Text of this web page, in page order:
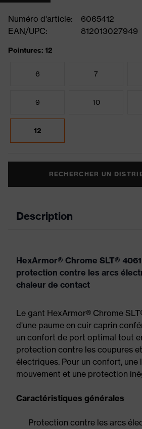
Numéro d'article:
6065412
EAN/UPC:
812013027949
Pointures: 12
6 7
9 10
12
RECHERCHER UN
Description
HexArmor® Chrome SLT®
protection contre les arcs
chaleur de contact
Le gant HexArmor® Chrome
d'une paume en cuir caprin
un confort de port optimal tout
protection contre les coupures
électriques. Pour un confort, une
mouvement et une protection
Caractéristiques générales
Protection contre les arcs